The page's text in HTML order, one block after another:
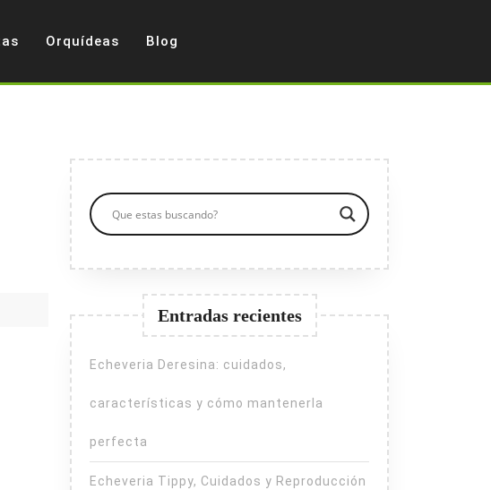
Orquídeas Blog
Entradas recientes
Echeveria Deresina: cuidados,
características y cómo mantenerla
perfecta
Echeveria Tippy, Cuidados y Reproducción